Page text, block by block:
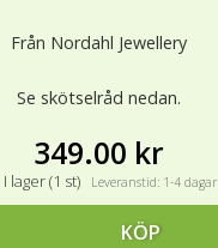
Från Nordahl Jewellery
Se skötselråd nedan.
349.00 kr
I lager (1 st) Leveranstid: 1-4 dagar
KÖP